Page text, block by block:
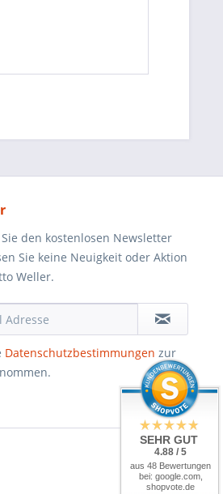
den kostenlosen Newsletter
Sie keine Neuigkeit oder Aktion
Weller.
Datenschutzbestimmungen zur
SEHR GUT
4.88 / 5
aus 48 Bewertungen
bei: google.com,
shopvote.de